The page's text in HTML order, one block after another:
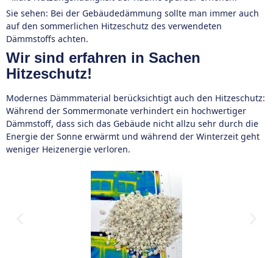
Sie sehen: Bei der Gebäudedämmung sollte man immer auch
auf den sommerlichen Hitzeschutz des verwendeten
Dämmstoffs achten.
Wir sind erfahren in Sachen
Hitzeschutz!
Modernes Dämmmaterial berücksichtigt auch den Hitzeschutz:
Während der Sommermonate verhindert ein hochwertiger
Dämmstoff, dass sich das Gebäude nicht allzu sehr durch die
Energie der Sonne erwärmt und während der Winterzeit geht
weniger Heizenergie verloren.